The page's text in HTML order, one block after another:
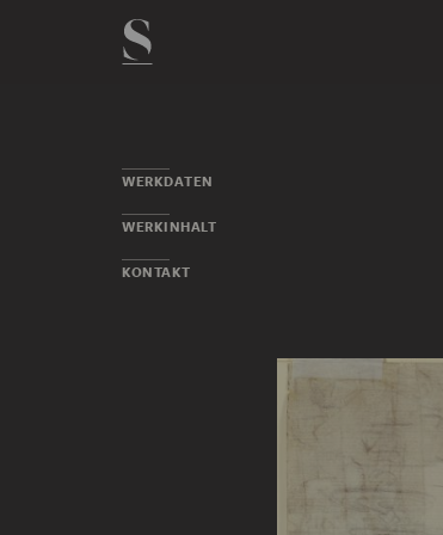
WERKDATEN
WERKINHALT
KONTAKT